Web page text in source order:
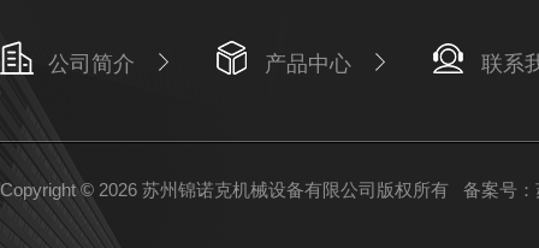
公司简介 产品中心 联系
Copyright © 2026 苏州锦诺克机械设备有限公司版权所有 备案号：